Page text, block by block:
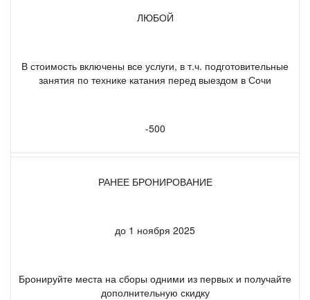
ЛЮБОЙ
В стоимость включены все услуги, в т.ч. подготовительные
занятия по технике катания перед выездом в Сочи
-500
РАНЕЕ БРОНИРОВАНИЕ
до 1 ноября 2025
Бронируйте места на сборы одними из первых и получайте
дополнительную скидку